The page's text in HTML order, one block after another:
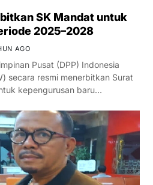
SK Mandat untuk
2025–2028
AGO
Pusat (DPP) Indonesia
secara resmi menerbitkan Surat
kepengurusan baru…